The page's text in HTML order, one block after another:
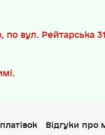
вул. Рейтарська
Відгуки про